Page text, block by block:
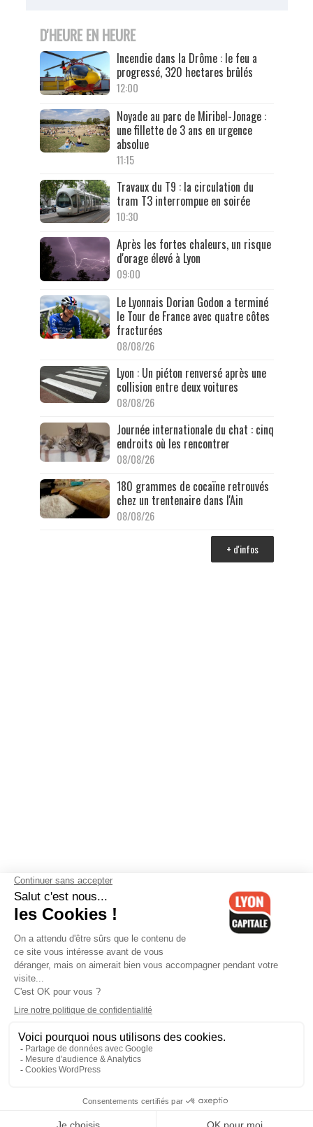
D'HEURE EN HEURE
Incendie dans la Drôme : le feu a
progressé, 320 hectares brûlés
12:00
Noyade au parc de Miribel-Jonage :
une fillette de 3 ans en urgence
absolue
11:15
Travaux du T9 : la circulation du
tram T3 interrompue en soirée
10:30
Après les fortes chaleurs, un risque
d'orage élevé à Lyon
09:00
Le Lyonnais Dorian Godon a terminé
le Tour de France avec quatre côtes
fracturées
08/08/26
Lyon : Un piéton renversé après une
collision entre deux voitures
08/08/26
Journée internationale du chat : cinq
endroits où les rencontrer
08/08/26
180 grammes de cocaïne retrouvés
chez un trentenaire dans l'Ain
08/08/26
+ d'infos
Contactez-nous-Mentions légales-CGV-Politique de
confidentialité-Gestion des cookies
Cedex 06